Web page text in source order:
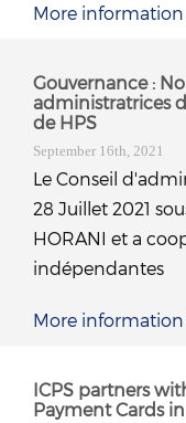
More information
Gouvernance :
administratrices
de HPS
September 16th, 2021
Le Conseil
28 Juillet 2021
HORANI et a
indépendantes
More information
ICPS partners
Payment Cards